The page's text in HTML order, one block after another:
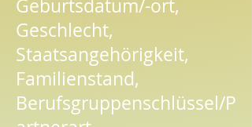
Geburtsdatum/-ort,
Geschlecht,
Staatsangehörigkeit,
Familienstand,
Berufsgruppenschlüssel/P